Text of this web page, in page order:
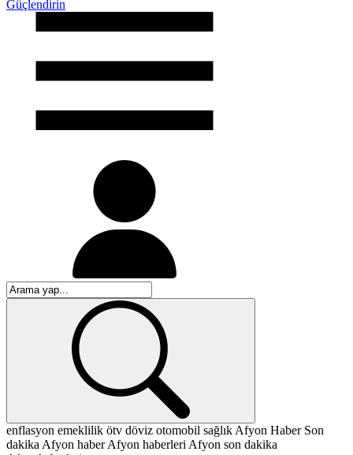
Güçlendirin
enflasyon emeklilik ötv döviz otomobil sağlık Afyon HaberSon
dakika Afyon haberAfyon haberleri Afyon son dakika